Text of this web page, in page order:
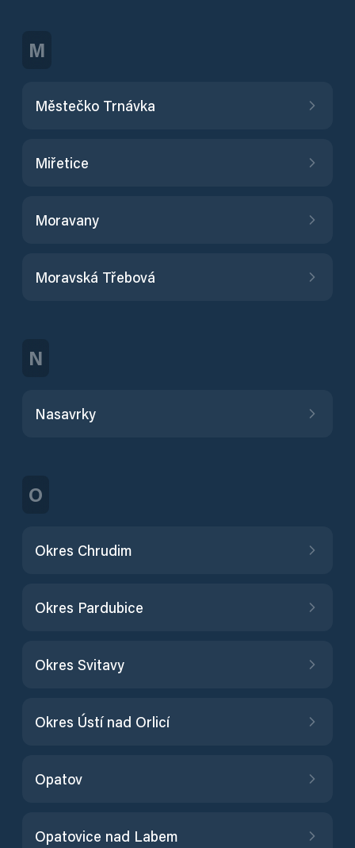
M
Městečko Trnávka
Miřetice
Moravany
Moravská Třebová
N
Nasavrky
O
Okres Chrudim
Okres Pardubice
Okres Svitavy
Okres Ústí nad Orlicí
Opatov
Opatovice nad Labem